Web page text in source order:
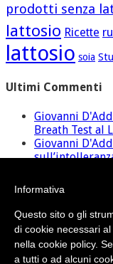
prodotti senza
lattosio Ricette
lattosio soia
Ultimi Commenti
Giovanni
Breath Test al
Giovanni
lattosio
Davidsu
Lattosio
Giovanni
Informativa
Questo sito o gli
di cookie necessari
nella cookie policy.
a tutti o ad alcuni